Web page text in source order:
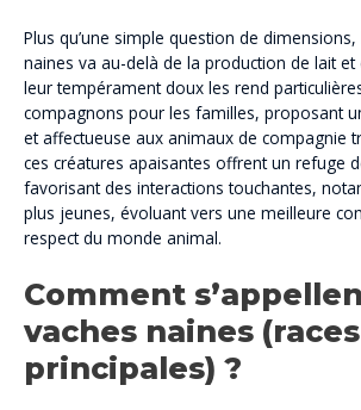
Plus qu’une simple question de
naines va au-delà de la production de lait et
leur tempérament doux les rend
compagnons pour les familles, proposant
et affectueuse aux animaux de compagnie
ces créatures apaisantes offrent un refuge
favorisant des interactions touchantes,
plus jeunes, évoluant vers une meilleure
respect du monde animal.
Comment
vaches naines (races
principales) ?